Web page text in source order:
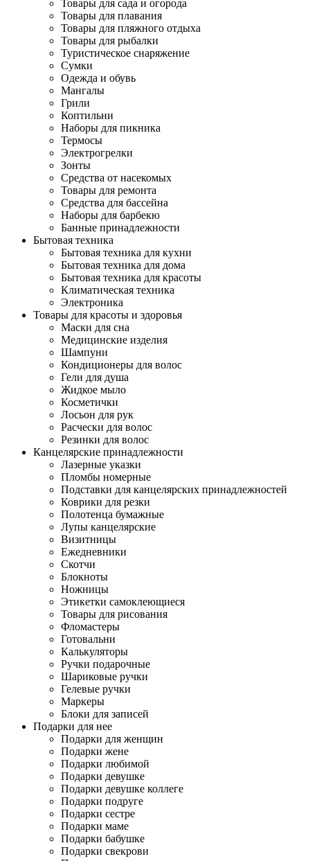
Товары для сада и огорода
Товары для плавания
Товары для пляжного отдыха
Товары для рыбалки
Туристическое снаряжение
Сумки
Одежда и обувь
Мангалы
Грили
Коптильни
Наборы для пикника
Термосы
Электрогрелки
Зонты
Средства от насекомых
Товары для ремонта
Средства для бассейна
Наборы для барбекю
Банные принадлежности
Бытовая техника
Бытовая техника для кухни
Бытовая техника для дома
Бытовая техника для красоты
Климатическая техника
Электроника
Товары для красоты и здоровья
Маски для сна
Медицинские изделия
Шампуни
Кондиционеры для волос
Гели для душа
Жидкое мыло
Косметички
Лосьон для рук
Расчески для волос
Резинки для волос
Канцелярские принадлежности
Лазерные указки
Пломбы номерные
Подставки для канцелярских принадлежностей
Коврики для резки
Полотенца бумажные
Лупы канцелярские
Визитницы
Ежедневники
Скотчи
Блокноты
Ножницы
Этикетки самоклеющиеся
Товары для рисования
Фломастеры
Готовальни
Калькуляторы
Ручки подарочные
Шариковые ручки
Гелевые ручки
Маркеры
Блоки для записей
Подарки для нее
Подарки для женщин
Подарки жене
Подарки любимой
Подарки девушке
Подарки девушке коллеге
Подарки подруге
Подарки сестре
Подарки маме
Подарки бабушке
Подарки свекрови